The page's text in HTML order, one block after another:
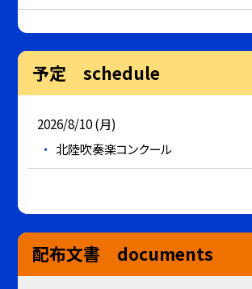
予定 schedule
2026/8/10 (月)
北陸吹奏楽コンクール
配布文書 documents